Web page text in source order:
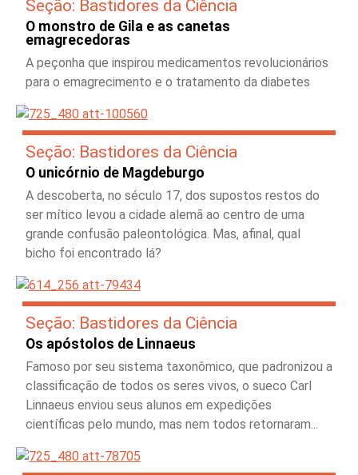
Seção: Bastidores da Ciência
O monstro de Gila e as canetas
emagrecedoras
A peçonha que inspirou medicamentos revolucionários
para o emagrecimento e o tratamento da diabetes
Seção: Bastidores da Ciência
O unicórnio de Magdeburgo
A descoberta, no século 17, dos supostos restos do
ser mítico levou a cidade alemã ao centro de uma
grande confusão paleontológica. Mas, afinal, qual
bicho foi encontrado lá?
Seção: Bastidores da Ciência
Os apóstolos de Linnaeus
Famoso por seu sistema taxonômico, que padronizou a
classificação de todos os seres vivos, o sueco Carl
Linnaeus enviou seus alunos em expedições
científicas pelo mundo, mas nem todos retornaram...